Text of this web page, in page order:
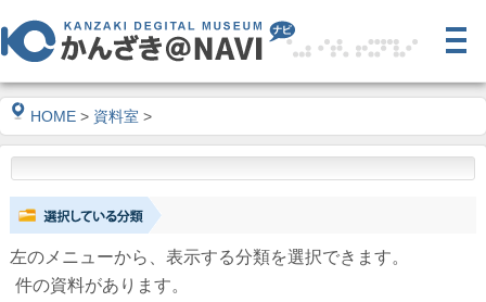
HOME > 資料室 >
左のメニューから、表示する分類を選択できます。
件の資料があります。